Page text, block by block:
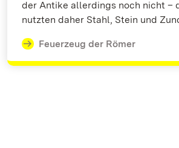
der Antike allerdings noch nicht –
nutzten daher Stahl, Stein und
Feuerzeug der Römer